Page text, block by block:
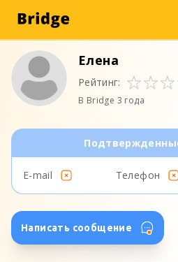
Елена
Рейтинг:
В Bridge 3 года
E-mail Телефон
Написать сообщение